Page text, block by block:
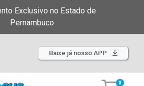
Exclusivo no Estado de
Pernambuco
Baixe já nosso APP
0